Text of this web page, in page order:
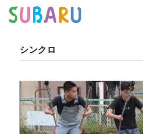
シンクロ